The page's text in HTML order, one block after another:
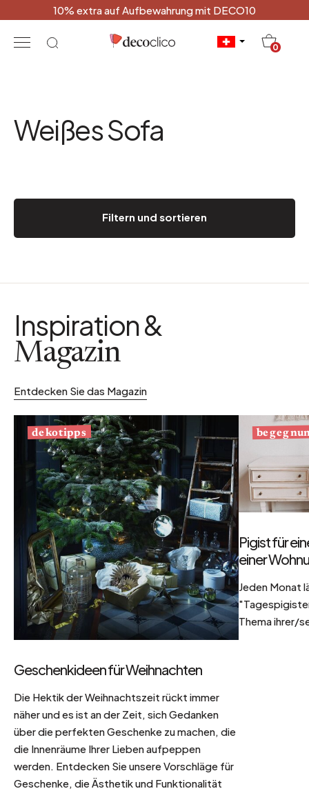
10% extra auf Aufbewahrung mit DECO10
0
Weißes Sofa
Filtern und sortieren
Inspiration &
Magazin
Entdecken Sie das Magazin
dekotipps
Geschenkideen für Weihnachten
Die Hektik der Weihnachtszeit rückt immer
näher und es ist an der Zeit, sich Gedanken
über die perfekten Geschenke zu machen, die
die Innenräume Ihrer Lieben aufpeppen
werden. Entdecken Sie unsere Vorschläge für
Geschenke, die Ästhetik und Funktionalität
Pigist für
einer
Jeden Monat
Thema ihrer/